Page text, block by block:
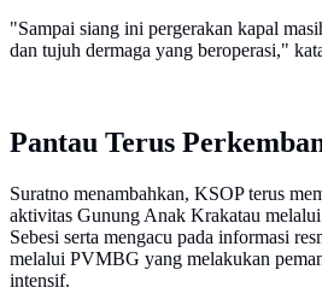
"Sampai siang ini pergerakan kapal
dan tujuh dermaga yang beroperasi,"
Pantau Terus
Suratno menambahkan, KSOP terus
aktivitas Gunung Anak Krakatau
Sebesi serta mengacu pada informasi
melalui PVMBG yang melakukan
intensif.